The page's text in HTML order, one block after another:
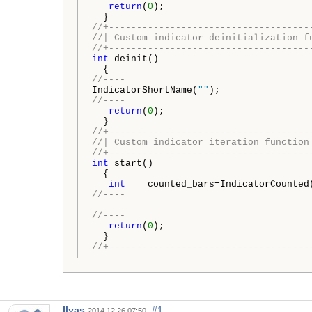
return ( 0 );
//
//| Custom indicator deinitialization
//
int deinit()
//----
IndicatorShortName( ""
//----
return ( 0 );
//
//| Custom indicator iteration function
//
int start()
{
int
//----
//----
return ( 0 );
//